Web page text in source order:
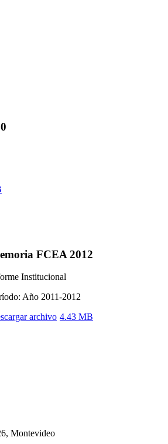
FCEA 2012
Institucional
Año 2011-2012
archivo 4.43 MB
Montevideo